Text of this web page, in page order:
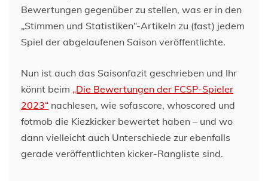
Bewertungen gegenüber zu stellen, was er in den
„Stimmen und Statistiken“-Artikeln zu (fast) jedem
Spiel der abgelaufenen Saison veröffentlichte.
Nun ist auch das Saisonfazit geschrieben und Ihr
könnt beim „Die Bewertungen der FCSP-Spieler
2023“ nachlesen, wie sofascore, whoscored und
fotmob die Kiezkicker bewertet haben – und wo
dann vielleicht auch Unterschiede zur ebenfalls
gerade veröffentlichten kicker-Rangliste sind.